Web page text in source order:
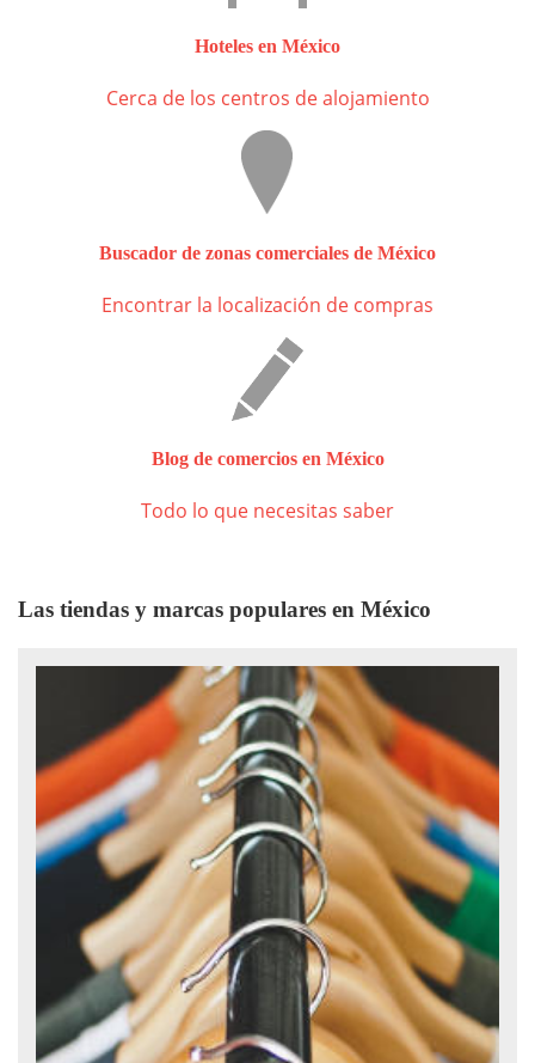
Hoteles en México
Cerca de los centros de alojamiento
Buscador de zonas comerciales de México
Encontrar la localización de compras
Blog de comercios en México
Todo lo que necesitas saber
Las tiendas y marcas populares en México